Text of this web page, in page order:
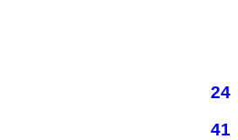
24
41